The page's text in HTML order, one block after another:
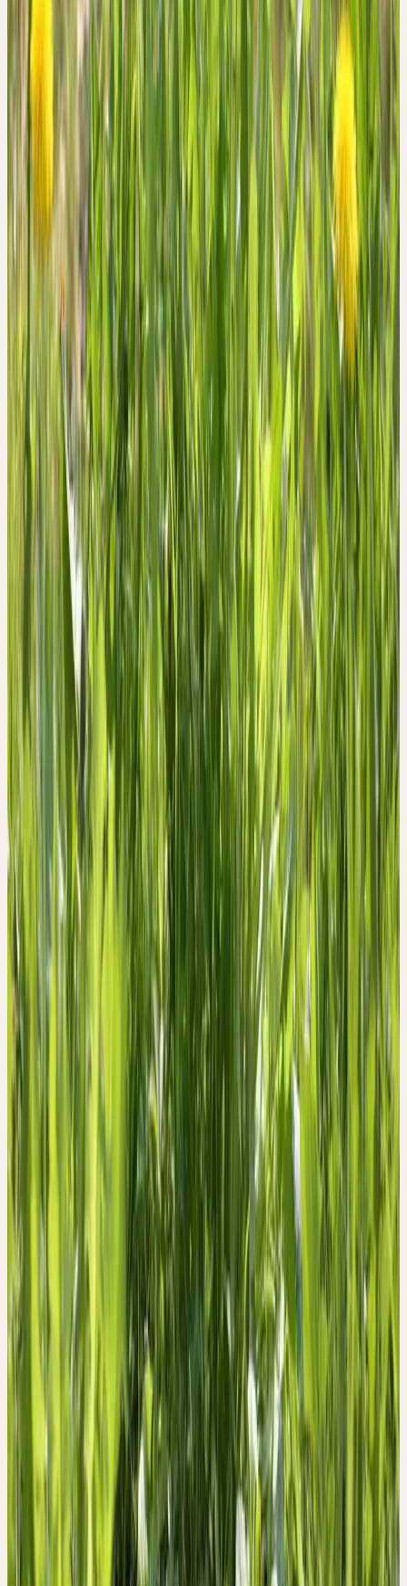
Dieses Video wird von YouTube bereitgestellt und
benötigt Ihre Zustimmung.
Der Löwenzahn kündigt mit grosser Kraft den Frühling an: Die
Wiesen sind noch winterkalt und nass. Am Himmel zieht die
Sonne wieder höhere Bahnen und berührt die Natur mit den ersten
wärmenden Strahlen. Das neue Jahr erwacht. Nun erblüht der
Löwenzahn in grosser Zahl, färbt ganze Wiesen gelb mit
Tausenden auf die Erde gesunkenen kleinen Sonnen.
Eine Zeit lang können wir uns an diesen Frühlingsboten erfreuen,
doch bald schon verwandeln sich die Sonnenblüten in die
silberhellen, durchlüfteten Kugeln der Fruchtstände. Ist der
Zeitpunkt der Samenreife gekommen, werden die kleinen
Fallschirmchen mit dem ersten Wind in die Weite getragen. Die
gelben Blüten sind wie Spiegel der Sonne; verschwindet sie hinter
den Wolken, schliessen sie sich. Regnet es, sind die Blüten
manchmal so stark geschlossen, dass nicht mehr erkennbar ist, ob
sie nicht schon verblüht sind.
Mit der kräftigen Pfahlwurzel ist der Löwenzahn gut verankert.
Die ganze Pflanze ist weich, der Stengel hohl, röhrenartig, von
reichlich strömendem weissem Milchsaft durchflossen. Alle
Pflanzenteile enthalten diesen Milchsaft, der – wenn Kinder mit
den Stengeln spielen und Wasserleitungen bauen – auf den
Kleidern schwarze, nicht mehr auswaschbare Flecken hinterlässt.
Die Blätter sind vielgestaltig gezähnt (daher der Name); keine
zwei Blätter könnten in ihrer Form zur Deckung gebracht werden.
Der Geruch ist schwach, kaum wahrnehmbar, aber der Geschmack
aller Pflanzenteile ist bitter.
In diesem bitteren Geschmack finden wir die Beziehung des
Löwenzahns zur Leber und zur Galle, da bittere Stoffe den
Gallenfluss und die Leberfunktionen anregen. Der Löwenzahn
steht mit seinem ganzen Wesen völlig im Gegensatz zu jeglicher
Erstarrung und Fixierung auf feste Formen und Stabilität. Er ist
ganz auf Veränderung ausgerichtet. In seinem Wandel der Formen
ist er ein Spiegelbild für die sich ständig im Fluss befindlichen
Stoffwechselprozesse der Leber.
Erntezeit
April–Mai
BeschaffungWildsammlung
Herkunft & Ernte
WILDSAMMLUNG
Der Löwenzahn ist in Europa, Nordafrika und Westasien heimisch
und heute nahezu weltweit verbreitet. Er besiedelt Wiesen,
Weiden, Wegränder, Gärten und Parkanlagen bis in Berglagen und
findet sich sogar in unseren Städten.